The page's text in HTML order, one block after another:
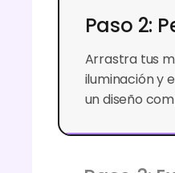
Arrastra tus
iluminación y
un diseño